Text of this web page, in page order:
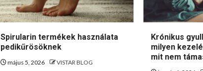
Spirularin termékek használata
pedikűrösöknek
május 5, 2026 VISTAR BLOG
Krónikus
milyen
mit nem